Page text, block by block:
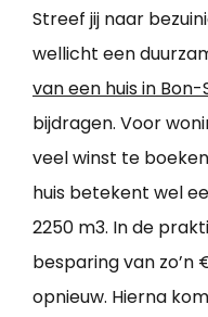
Streef jij naar
wellicht een
van een huis in
bijdragen. Voor
veel winst te
huis betekent wel
2250 m3. In de
besparing van zo’n
opnieuw. Hierna